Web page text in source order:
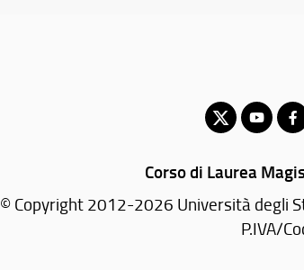
Corso di Laurea
© Copyright 2012-2026 Università degli
P.IVA/